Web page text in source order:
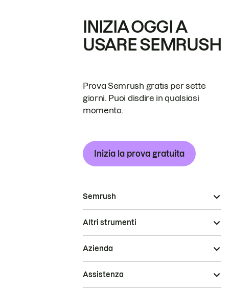
INIZIA OGGI A
USARE SEMRUSH
Prova Semrush gratis per sette
giorni. Puoi disdire in qualsiasi
momento.
Inizia la prova gratuita
Semrush
Altri strumenti
Azienda
Assistenza